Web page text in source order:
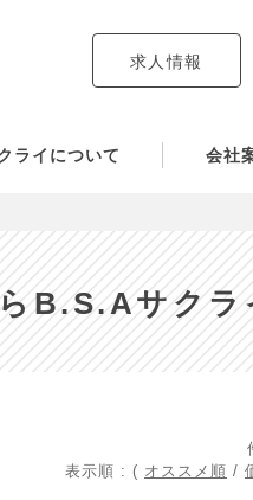
求人情報
ライについて 会社
B.S.Aサクラ
表示順 : ( オススメ順 /